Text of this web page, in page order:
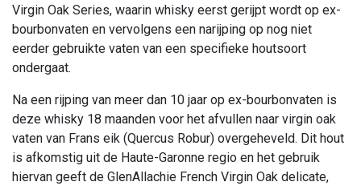
Virgin Oak Series, waarin whisky eerst gerijpt wordt op ex-
bourbonvaten en vervolgens een narijping op nog niet
eerder gebruikte vaten van een specifieke houtsoort
ondergaat.
Na een rijping van meer dan 10 jaar op ex-bourbonvaten is
deze whisky 18 maanden voor het afvullen naar virgin oak
vaten van Frans eik (Quercus Robur) overgeheveld. Dit hout
is afkomstig uit de Haute-Garonne regio en het gebruik
hiervan geeft de GlenAllachie French Virgin Oak delicate,